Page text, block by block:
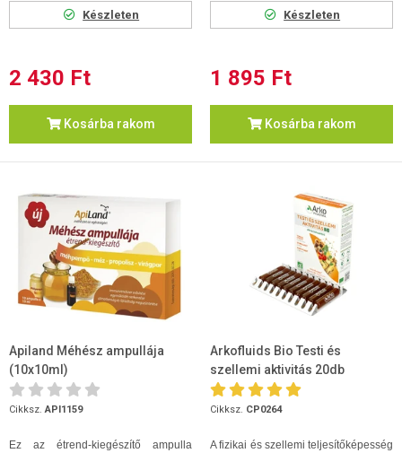
Készleten
2 430 Ft
Kosárba rakom
Készleten
1 895 Ft
Kosárba rakom
Apiland Méhész ampullája
(10x10ml)
Cikksz.API1159
Ez az étrend-kiegészítő ampulla
Arkofluids Bio Testi és
szellemi aktivitás 20db
ampulla
Cikksz. CP0264
A fizikai és szellemi teljesítőképesség